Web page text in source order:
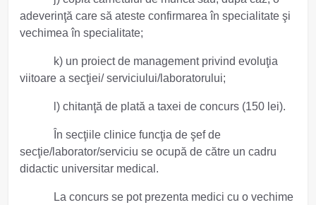
adeverinţă care să ateste confirmarea în specialitate şi
vechimea în specialitate;
k) un proiect de management privind evoluţia
viitoare a secţiei/ serviciului/laboratorului;
l) chitanţă de plată a taxei de concurs (150 lei).
În secţiile clinice funcţia de şef de
secţie/laborator/serviciu se ocupă de către un cadru
didactic universitar medical.
La concurs se pot prezenta medici cu o vechime